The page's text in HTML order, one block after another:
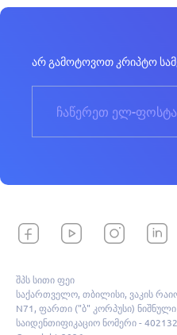
არ გამოტოვოთ კრიპტო
შპს სითი ფეი
საქართველო, თბილისი, ვაკის
N71, ფართი ("ბ" კორპუსი)
საიდენთიფიკაციო ნომერი -